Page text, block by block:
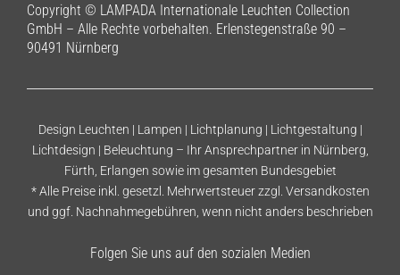
Copyright © LAMPADA Internationale Leuchten Collection
GmbH – Alle Rechte vorbehalten. Erlenstegenstraße 90 –
90491 Nürnberg
Design Leuchten | Lampen | Lichtplanung | Lichtgestaltung |
Lichtdesign | Beleuchtung – Ihr Ansprechpartner in Nürnberg,
Fürth, Erlangen sowie im gesamten Bundesgebiet
* Alle Preise inkl. gesetzl. Mehrwertsteuer zzgl. Versandkosten
und ggf. Nachnahmegebühren, wenn nicht anders beschrieben
Folgen Sie uns auf den sozialen Medien